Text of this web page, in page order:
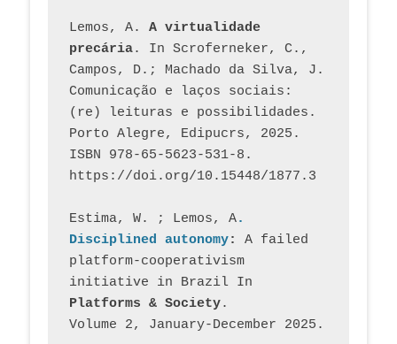
Lemos, A. A virtualidade
precária. In Scroferneker, C.,
Campos, D.; Machado da Silva, J.
Comunicação e laços sociais:
(re) leituras e possibilidades.
Porto Alegre, Edipucrs, 2025.
ISBN 978-65-5623-531-8.
https://doi.org/10.15448/1877.3
Estima, W. ; Lemos, A.
Disciplined autonomy: A failed
platform-cooperativism
initiative in Brazil In
Platforms & Society.
Volume 2, January-December 2025.